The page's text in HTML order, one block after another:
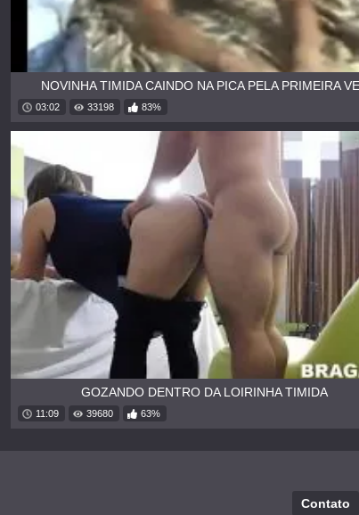
NOVINHA TIMIDA CAINDO NA PICA PELA PRIMEIRA
03:02 33198 83%
GOZANDO DENTRO DA LOIRINHA TIMIDA
11:09 39680 63%
Contato